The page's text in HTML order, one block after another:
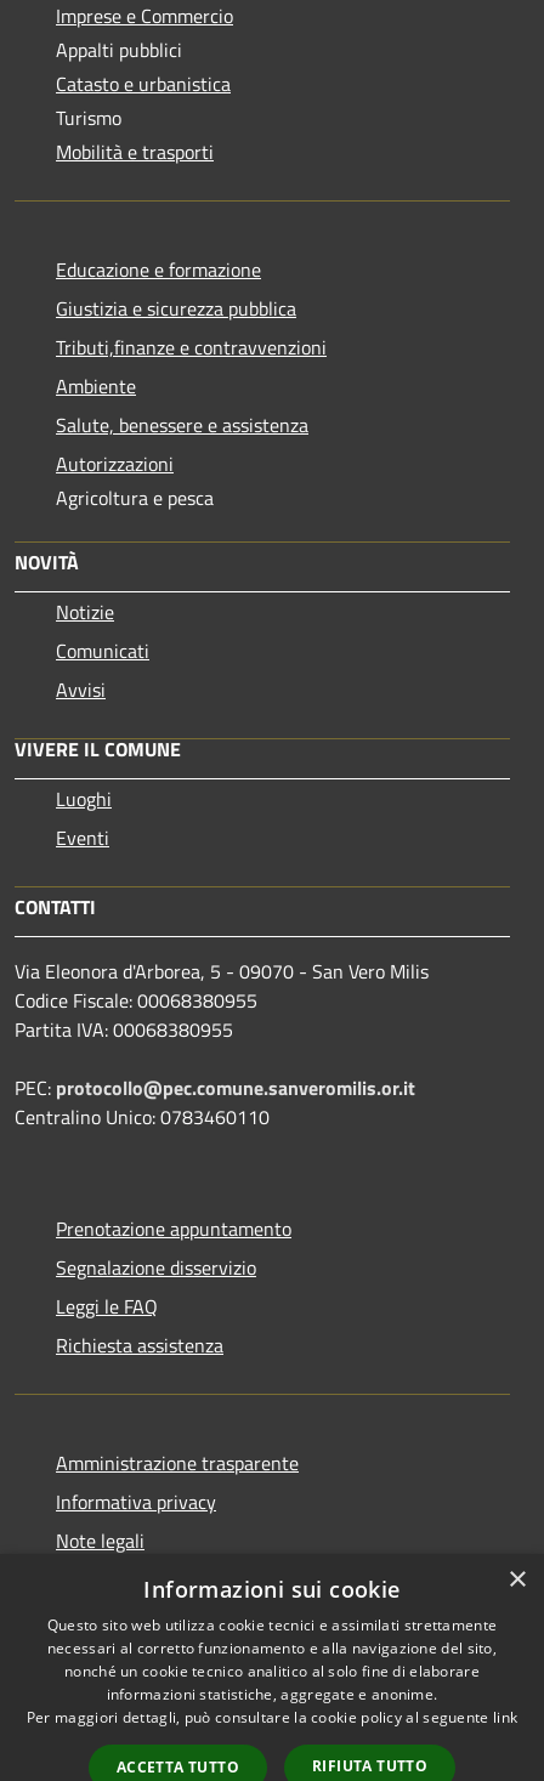
Imprese e Commercio
Appalti pubblici
Catasto e urbanistica
Turismo
Mobilità e trasporti
Educazione e formazione
Giustizia e sicurezza pubblica
Tributi,finanze e contravvenzioni
Ambiente
Salute, benessere e assistenza
Autorizzazioni
Agricoltura e pesca
NOVITÀ
Notizie
Comunicati
Avvisi
VIVERE IL COMUNE
Luoghi
Eventi
CONTATTI
Via Eleonora d'Arborea, 5 - 09070 - San Vero Milis
Codice Fiscale: 00068380955
Partita IVA: 00068380955
PEC: protocollo@pec.comune.sanveromilis.or.it
Centralino Unico: 0783460110
Prenotazione appuntamento
Segnalazione disservizio
Leggi le FAQ
Richiesta assistenza
Amministrazione trasparente
Informativa privacy
Note legali
Dichiarazione di accessibilità
Accessibilità
Copyright © 2026 • Comune di
San Vero Milis • Powered by
Municipium•
Accesso
×
Informazioni sui cookie
Questo sito web utilizza cookie tecnici e assimilati strettamente
necessari al corretto funzionamento e alla navigazione del sito,
nonché un cookie tecnico analitico al solo fine di elaborare
informazioni statistiche, aggregate e anonime.
Per maggiori dettagli, può consultare la cookie policy al seguente link
ACCETTA TUTTO RIFIUTA TUTTO